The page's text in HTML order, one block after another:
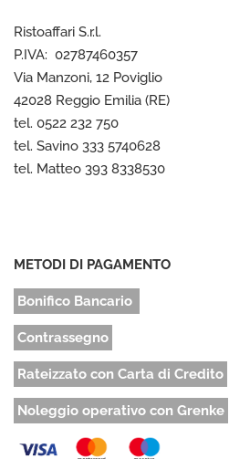
Ristoaffari S.r.l.
P.IVA: 02787460357
Via Manzoni, 12 Poviglio
42028 Reggio Emilia (RE)
tel. 0522 232 750
tel. Savino 333 5740628
tel. Matteo 393 8338530
METODI DI PAGAMENTO
Bonifico Bancario
Contrassegno
Rateizzato con Carta di Credito
Noleggio operativo con Grenke